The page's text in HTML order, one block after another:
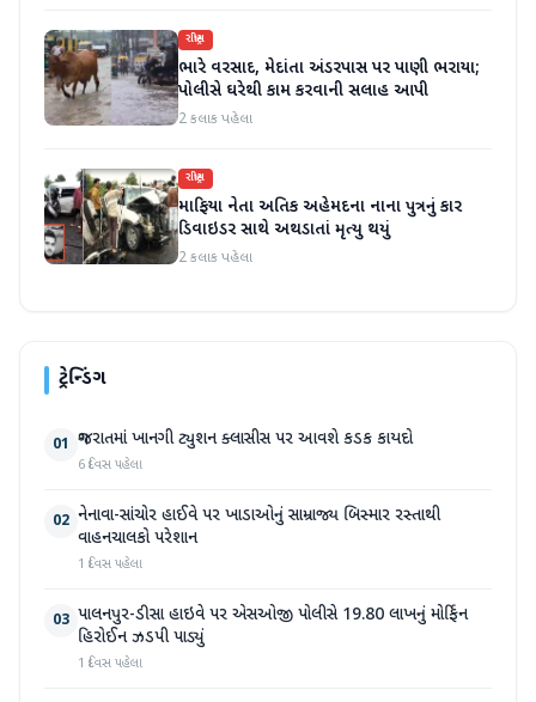
રાષ્ટ્રીય
ભારે વરસાદ, મેદાંતા અંડરપાસ પર પાણી ભરાયા;
પોલીસે ઘરેથી કામ કરવાની સલાહ આપી
2 કલાક પહેલા
રાષ્ટ્રીય
માફિયા નેતા અતિક અહેમદના નાના પુત્રનું કાર
ડિવાઇડર સાથે અથડાતાં મૃત્યુ થયું
2 કલાક પહેલા
ટ્રેન્ડિંગ
01 ગુજરાતમાં ખાનગી ટ્યુશન ક્લાસીસ પર આવશે કડક કાયદો
6 દિવસ પહેલા
02 નેનાવા-સાંચોર હાઈવે પર ખાડાઓનું સામ્રાજ્ય બિસ્માર રસ્તાથી
વાહનચાલકો પરેશાન
1 દિવસ પહેલા
03 પાલનપુર-ડીસા હાઇવે પર એસઓજી પોલીસે 19.80 લાખનું મોર્ફિન
હિરોઈન ઝડપી પાડ્યું
1 દિવસ પહેલા